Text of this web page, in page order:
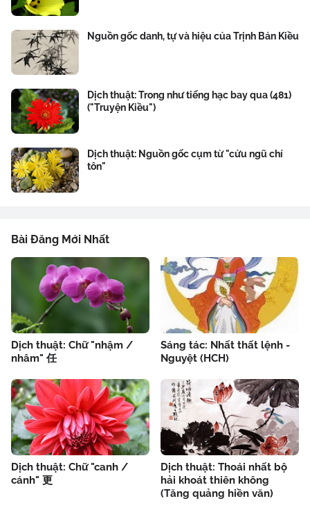
Nguồn gốc danh, tự và hiệu của Trịnh Bản Kiều
Dịch thuật: Trong như tiếng hạc bay qua (481)
("Truyện Kiều")
Dịch thuật: Nguồn gốc cụm từ "cửu ngũ chí
tôn"
Bài Đăng Mới Nhất
Dịch thuật: Chữ "nhậm /
nhâm" 任
Sáng tác: Nhất thất lệnh -
Nguyệt (HCH)
Dịch thuật: Chữ "canh /
cánh" 更
Dịch thuật: Thoái nhất bộ
hải khoát thiên không
(Tăng quảng hiền văn)